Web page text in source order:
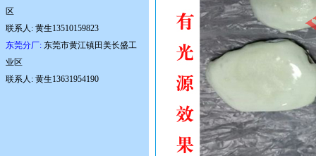
区
联系人: 黄生13510159823
东莞分厂: 东莞市黄江镇田美长盛工
业区
联系人: 黄生13631954190